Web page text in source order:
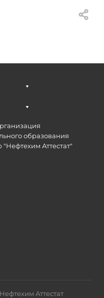
образования
Аттестат"
Аттестат